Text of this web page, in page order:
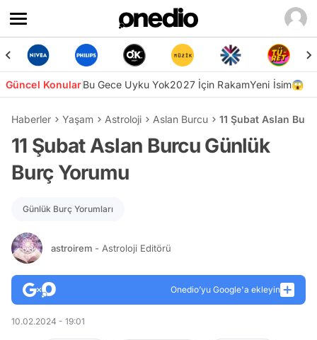
Güncel KonularBu Gece Uyku Yok2027 İçin RakamYeni İsim😱
Haberler Yaşam Astroloji Aslan Burcu 11 Şubat Aslan
11 Şubat Aslan Burcu Günlük
Burç Yorumu
Günlük Burç Yorumları
astroirem - Astroloji Editörü
Onedio’yu Google'a ekleyin
10.02.2024 - 19:01